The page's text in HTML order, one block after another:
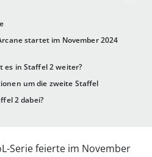
startet im November 2024
es in Staffel 2 weiter?
um die zweite Staffel
2 dabei?
Serie feierte im November